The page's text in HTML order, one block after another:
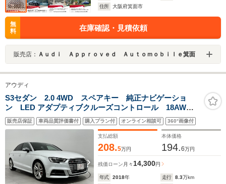
住所
大阪府箕面市
無
料
在庫確認・見積依頼
販売店： Ａｕｄｉ Ａｐｐｒｏｖｅｄ Ａｕｔｏｍｏｂｉｌｅ箕面
アウディ
S3セダン 2.0 4WD スペアキー 純正ナビゲーショ
ン LED アダプティブクルーズコントロール 18AW
車検2027年3月30日
販売店保証 車両品質評価書付 購入プラン付 オンライン相談可 360°画像付
支払総額
208.5万円
本体価格
194.6万円
残価ローン 月々14,300円
年式 2018年 走行 8.3万km